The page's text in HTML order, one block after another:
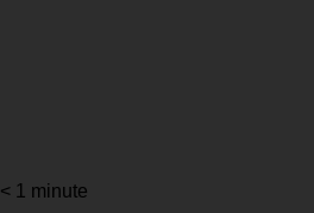
< 1 minute